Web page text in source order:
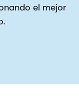
el mejor